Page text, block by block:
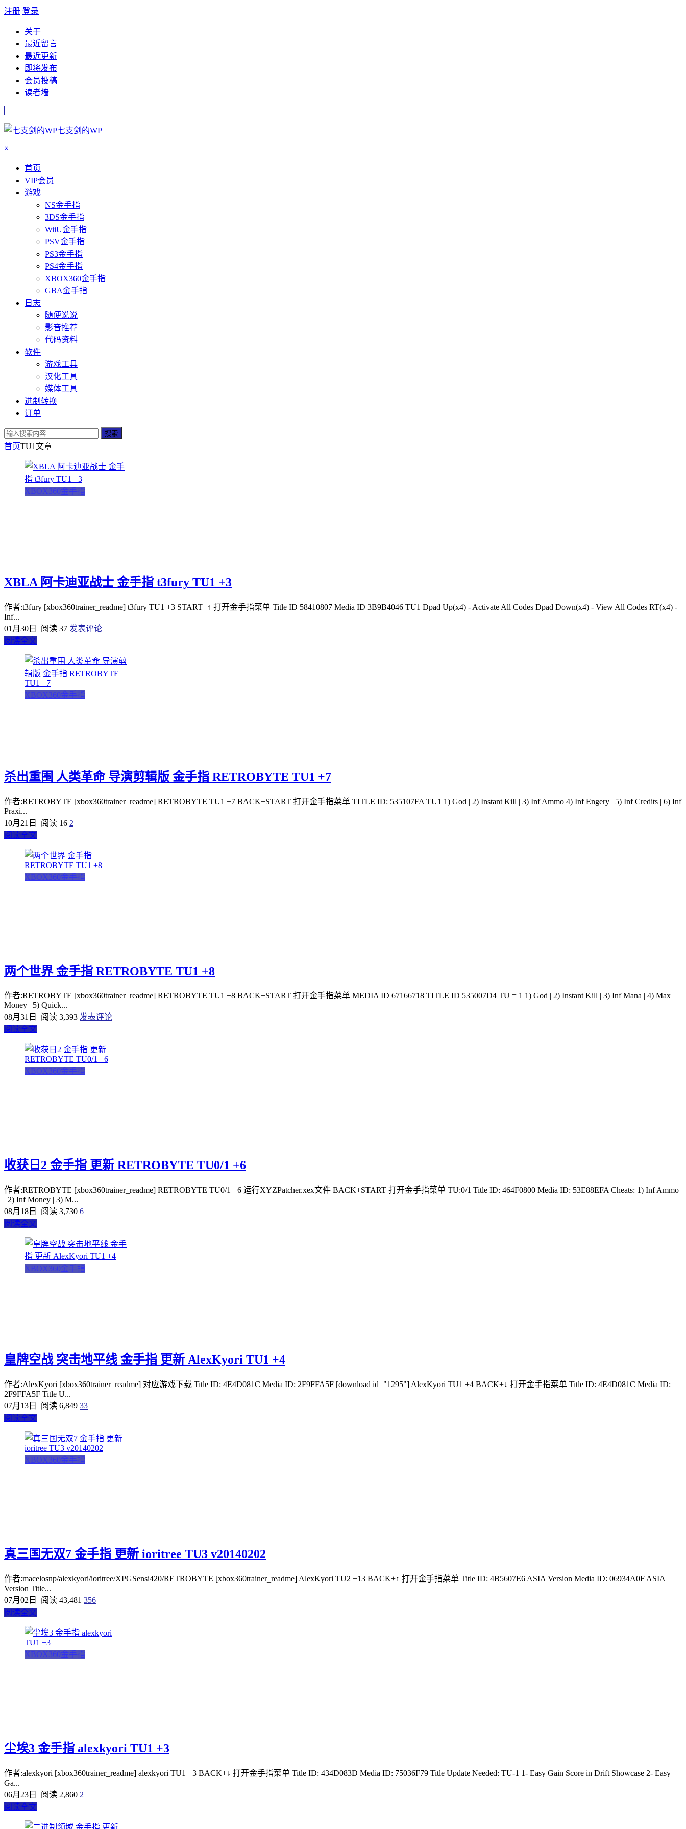
注册 登录
关于
最近留言
最近更新
即将发布
会员投稿
读者墙
七支剑的WP
×
首页
VIP会员
游戏
NS金手指
3DS金手指
WiiU金手指
PSV金手指
PS3金手指
PS4金手指
XBOX360金手指
GBA金手指
日志
随便说说
影音推荐
代码资料
软件
游戏工具
汉化工具
媒体工具
进制转换
订单
搜索
首页TU1文章
XBOX360金手指
XBLA 阿卡迪亚战士 金手指 t3fury TU1 +3
作者:t3fury [xbox360trainer_readme] t3fury TU1 +3 START+↑ 打开金手指菜单 Title ID 58410807 Media ID 3B9B4046 TU1 Dpad Up(x4) - Activate All Codes Dpad Down(x4) - View All Codes RT(x4) -
Inf...
01月30日
阅读 37 发表评论
阅读全文
XBOX360金手指
杀出重围 人类革命 导演剪辑版 金手指 RETROBYTE TU1 +7
作者:RETROBYTE [xbox360trainer_readme] RETROBYTE TU1 +7 BACK+START 打开金手指菜单 TITLE ID: 535107FA TU1 1) God | 2) Instant Kill | 3) Inf Ammo 4) Inf Engery | 5) Inf Credits | 6) Inf
Praxi...
10月21日
阅读 16 2
阅读全文
XBOX360金手指
两个世界 金手指 RETROBYTE TU1 +8
作者:RETROBYTE [xbox360trainer_readme] RETROBYTE TU1 +8 BACK+START 打开金手指菜单 MEDIA ID 67166718 TITLE ID 535007D4 TU = 1 1) God | 2) Instant Kill | 3) Inf Mana | 4) Max
Money | 5) Quick...
08月31日
阅读 3,393 发表评论
阅读全文
XBOX360金手指
收获日2 金手指 更新 RETROBYTE TU0/1 +6
作者:RETROBYTE [xbox360trainer_readme] RETROBYTE TU0/1 +6 运行XYZPatcher.xex文件 BACK+START 打开金手指菜单 TU:0/1 Title ID: 464F0800 Media ID: 53E88EFA Cheats: 1) Inf Ammo
| 2) Inf Money | 3) M...
08月18日
阅读 3,730 6
阅读全文
XBOX360金手指
皇牌空战 突击地平线 金手指 更新 AlexKyori TU1 +4
作者:AlexKyori [xbox360trainer_readme] 对应游戏下载 Title ID: 4E4D081C Media ID: 2F9FFA5F [download id="1295"] AlexKyori TU1 +4 BACK+↓ 打开金手指菜单 Title ID: 4E4D081C Media ID:
2F9FFA5F Title U...
07月13日
阅读 6,849 33
阅读全文
XBOX360金手指
真三国无双7 金手指 更新 ioritree TU3 v20140202
作者:macelosnp/alexkyori/ioritree/XPGSensi420/RETROBYTE [xbox360trainer_readme] AlexKyori TU2 +13 BACK+↑ 打开金手指菜单 Title ID: 4B5607E6 ASIA Version Media ID: 06934A0F ASIA
Version Title...
07月02日
阅读 43,481 356
阅读全文
XBOX360金手指
尘埃3 金手指 alexkyori TU1 +3
作者:alexkyori [xbox360trainer_readme] alexkyori TU1 +3 BACK+↓ 打开金手指菜单 Title ID: 434D083D Media ID: 75036F79 Title Update Needed: TU-1 1- Easy Gain Score in Drift Showcase 2- Easy
Ga...
06月23日
阅读 2,860 2
阅读全文